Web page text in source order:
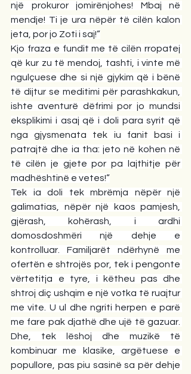
një prokuror jomirënjohes! Mbaj në
mendje! Ti je ura nëpër të cilën kalon
jeta, por jo Zoti i saj!”
Kjo fraza e fundit me të cilën rropatej
që kur zu të mendoj, tashti, i vinte më
ngulçuese dhe si një gjykim që i bënë
të dijtur se meditimi për parashkakun,
ishte aventurë dëfrimi por jo mundsi
eksplikimi i asaj që i doli para syrit që
nga gjysmenata tek iu fanit basi i
patrajtë dhe ia tha: jeto në kohen në
të cilën je gjete por pa lajthitje për
madhështinë e vetes!”
Tek ia doli tek mbrëmja nëpër një
galimatias, nëpër një kaos pamjesh,
gjërash, kohërash, i ardhi
domosdoshmëri një dehje e
kontrolluar. Familjarët ndërhynë me
ofertën e shtrojës por, tek i pengonte
vërtetitja e tyre, i këtheu pas dhe
shtroj diç ushqim e një votka të ruajtur
me vite. U ul dhe ngriti herpen e parë
me fare pak djathë dhe ujë të gazuar.
Dhe, tek lëshoj dhe muzikë të
kombinuar me klasike, argëtuese e
popullore, pas piu sasinë sa për dehje